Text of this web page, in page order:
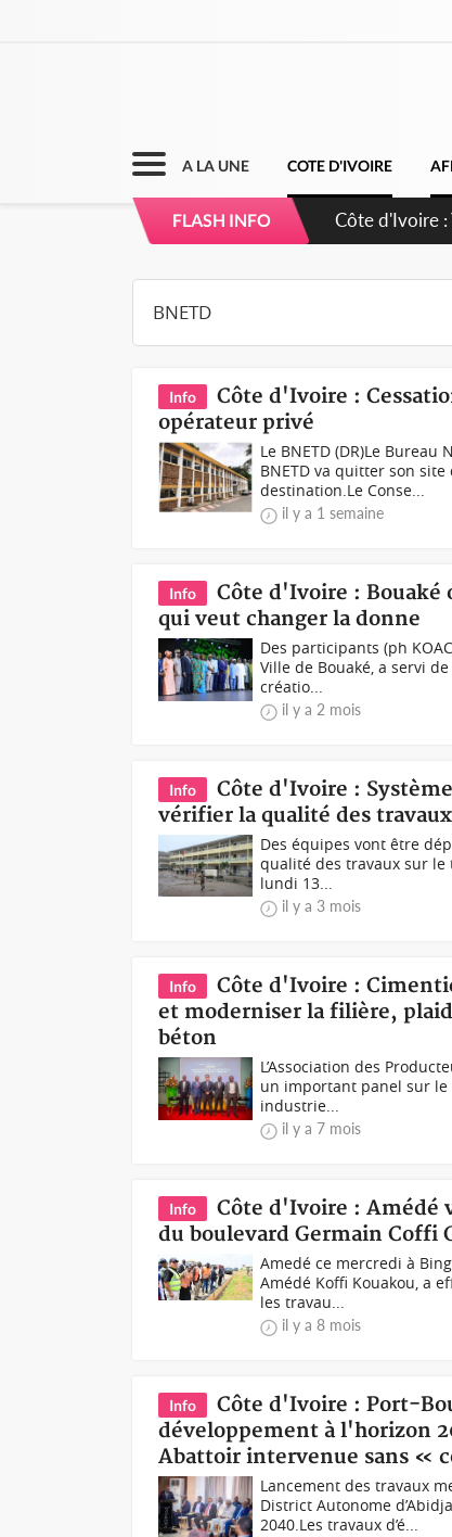
A LA UNE COTE D'IVOIRE
FLASH INFO
Côte d'Ivoire
Info
Côte d'Ivoire :
opérateur privé
Le BNETD (DR)Le
BNETD va quitter son
destination.Le Conse...
il y a 1 semaine
Info
Côte d'Ivoire : Bouaké
qui veut changer la donne
Des participants (ph
Ville de Bouaké, a servi
créatio...
il y a 2 mois
Info
Côte d'Ivoire :
vérifier la qualité des
Des équipes vont être
qualité des travaux sur le
lundi 13...
il y a 3 mois
Info
Côte d'Ivoire :
et moderniser la filière,
béton
L’Association des
un important panel sur
industrie...
il y a 7 mois
Info
Côte d'Ivoire : Amédé
du boulevard Germain Coffi
Amedé ce mercredi à
Amédé Koffi Kouakou, a
les travau...
il y a 8 mois
Info
Côte d'Ivoire : Port-
développement à l'horizon
Abattoir intervenue sans «
Lancement des travaux
District Autonome
2040.Les travaux d’é...